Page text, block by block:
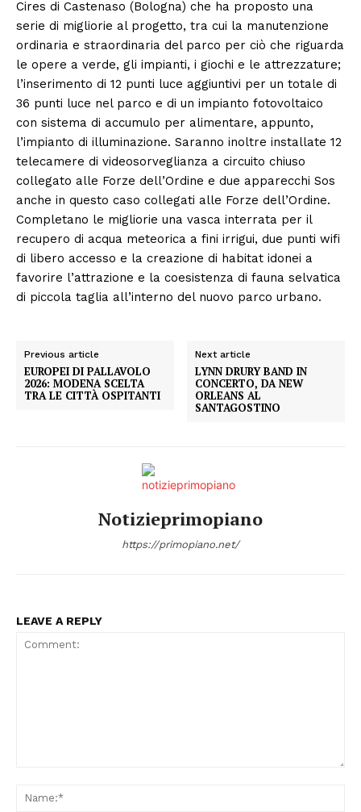
Cires di Castenaso (Bologna) che ha proposto una
serie di migliorie al progetto, tra cui la manutenzione
ordinaria e straordinaria del parco per ciò che riguarda
le opere a verde, gli impianti, i giochi e le attrezzature;
l’inserimento di 12 punti luce aggiuntivi per un totale di
36 punti luce nel parco e di un impianto fotovoltaico
con sistema di accumulo per alimentare, appunto,
l’impianto di illuminazione. Saranno inoltre installate 12
telecamere di videosorveglianza a circuito chiuso
collegato alle Forze dell’Ordine e due apparecchi Sos
anche in questo caso collegati alle Forze dell’Ordine.
Completano le migliorie una vasca interrata per il
recupero di acqua meteorica a fini irrigui, due punti wifi
di libero accesso e la creazione di habitat idonei a
favorire l’attrazione e la coesistenza di fauna selvatica
di piccola taglia all’interno del nuovo parco urbano.
Previous article
EUROPEI DI PALLAVOLO
2026: MODENA SCELTA
TRA LE CITTÀ OSPITANTI
Next article
LYNN DRURY BAND IN
CONCERTO, DA NEW
ORLEANS AL
SANTAGOSTINO
Notizieprimopiano
https://primopiano.net/
LEAVE A REPLY